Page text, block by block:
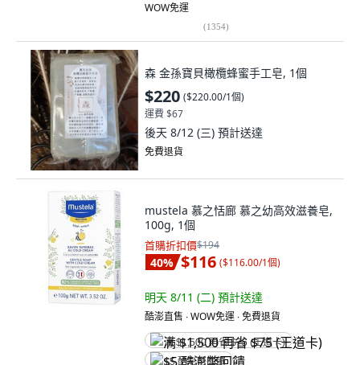
WOW免運
(1354)
森 金孫寶貝橄欖蜂蜜手工皂, 1個
$220 ($220.00/1個)
運費 $67
後天 8/12 (三) 預計送達
免費退貨
mustela 慕之恬廊 慕之幼高效滋養皂,
100g, 1個
首購折扣價$194
40% $116 ($116.00/1個)
明天 8/11 (二) 預計送達
酷澎直售 ∙ WOW免運 ∙ 免費退貨
满 $1,500 再省 $75 (王道卡)
$5 酷澎幣回饋